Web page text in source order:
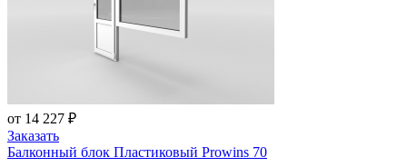
от 14 227 ₽
Заказать
Балконный блок Пластиковый Prowins 70